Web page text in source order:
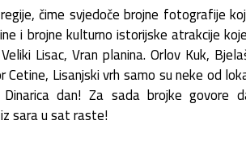
čime svjedoče brojne fotografije
i brojne kulturno istorijske atrakcije
Lisac, Vran planina. Orlov Kuk,
Lisanjski vrh samo su neke od
dan! Za sada brojke govore
sara u sat raste!